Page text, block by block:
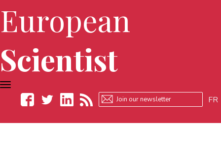
European
Scientist
FR
TOGGLE
NAVIGATION